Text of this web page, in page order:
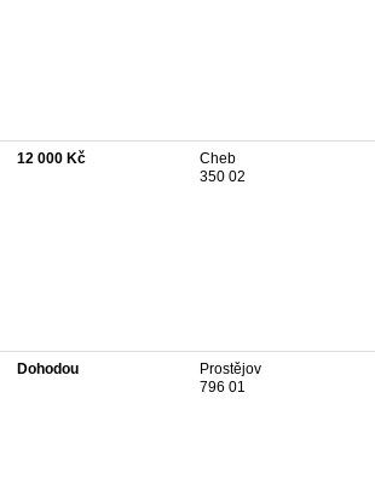
12 000 Kč
Cheb
350 02
Dohodou
Prostějov
796 01